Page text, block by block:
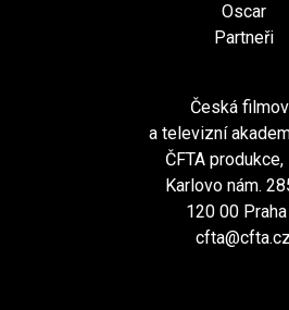
Oscar
Partneři
Česká
a televizní
ČFTA produkce,
Karlovo nám.
120 00
cfta@cfta.cz